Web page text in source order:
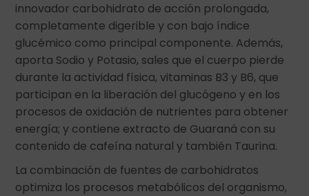
innovador carbohidrato de acción prolongada,
completamente digerible y con bajo índice
glucémico como principal componente. Además,
aporta Sodio y Potasio, sales que el cuerpo pierde
durante la actividad física, vitaminas B3 y B6, que
participan en la liberación del glucógeno y en los
procesos de oxidación de nutrientes para obtener
energía; y contiene extracto de Guaraná con su
contenido de cafeína natural y también Taurina.
La combinación de fuentes de carbohidratos
optimiza los procesos metabólicos del organismo,